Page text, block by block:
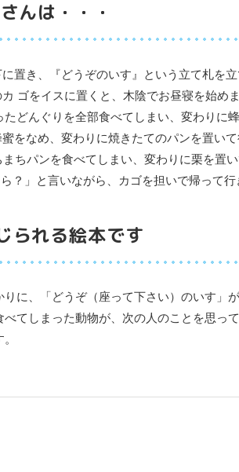
んは・・・
置き、『どうぞのいす』という立て札を立
ゴをイスに置くと、木陰でお昼寝を始め
どんぐりを全部食べてしまい、変わりに
をなめ、変わりに焼きたてのパンを置い
ちパンを食べてしまい、変わりに栗を置
？」と言いながら、カゴを担いで帰って行
られる絵本です
に、「どうぞ（座って下さい）のいす」
てしまった動物が、次の人のことを思っ